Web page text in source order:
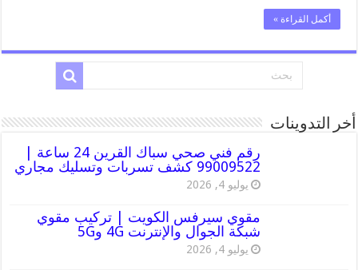
أكمل القراءة »
أخر التدوينات
رقم فني صحي سباك القرين 24 ساعة |
99009522 كشف تسربات وتسليك مجاري
يوليو 4, 2026
مقوي سيرفس الكويت | تركيب مقوي
شبكة الجوال والإنترنت 4G و5G
يوليو 4, 2026